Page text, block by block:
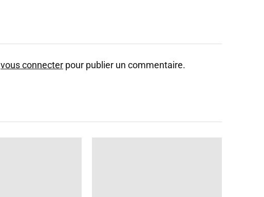
vous connecter pour publier un commentaire.